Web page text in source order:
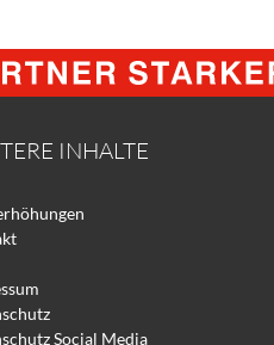
INHALTE
Social Media